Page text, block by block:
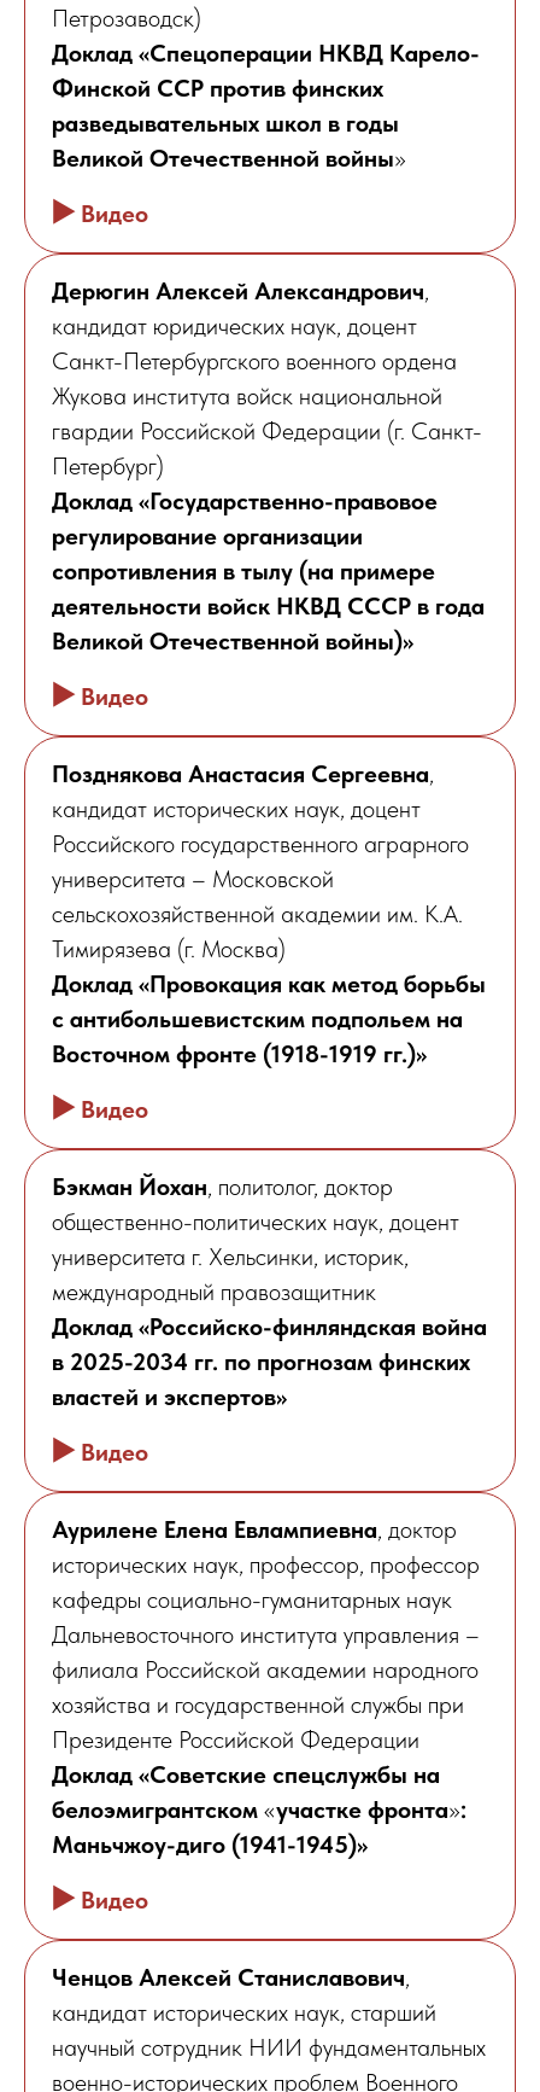
Петрозаводск)
Доклад «Спецоперации НКВД Карело-
Финской ССР против финских
разведывательных школ в годы
Великой Отечественной войны»
▶️ Видео
Дерюгин Алексей Александрович,
кандидат юридических наук, доцент
Санкт-Петербургского военного ордена
Жукова института войск национальной
гвардии Российской Федерации (г. Санкт-
Петербург)
Доклад «Государственно-правовое
регулирование организации
сопротивления в тылу (на примере
деятельности войск НКВД СССР в года
Великой Отечественной войны)»
▶️ Видео
Позднякова Анастасия Сергеевна,
кандидат исторических наук, доцент
Российского государственного аграрного
университета – Московской
сельскохозяйственной академии им. К.А.
Тимирязева (г. Москва)
Доклад «Провокация как метод борьбы
с антибольшевистским подпольем на
Восточном фронте (1918-1919 гг.)»
▶️ Видео
Бэкман Йохан, политолог, доктор
общественно-политических наук, доцент
университета г. Хельсинки, историк,
международный правозащитник
Доклад «Российско-финляндская война
в 2025-2034 гг. по прогнозам финских
властей и экспертов»
▶️ Видео
Аурилене Елена Евлампиевна, доктор
исторических наук, профессор, профессор
кафедры социально-гуманитарных наук
Дальневосточного института управления –
филиала Российской академии народного
хозяйства и государственной службы при
Президенте Российской Федерации
Доклад «Советские спецслужбы на
белоэмигрантском «участке фронта»:
Маньчжоу-диго (1941-1945)»
▶️ Видео
Ченцов Алексей Станиславович,
кандидат исторических наук, старший
научный сотрудник НИИ фундаментальных
военно-исторических проблем Военного